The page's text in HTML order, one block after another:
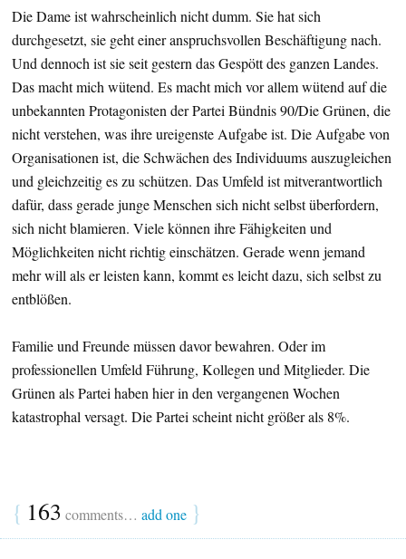
Die Dame ist wahrscheinlich nicht dumm. Sie hat sich
durchgesetzt, sie geht einer anspruchsvollen Beschäftigung nach.
Und dennoch ist sie seit gestern das Gespött des ganzen Landes.
Das macht mich wütend. Es macht mich vor allem wütend auf die
unbekannten Protagonisten der Partei Bündnis 90/Die Grünen, die
nicht verstehen, was ihre ureigenste Aufgabe ist. Die Aufgabe von
Organisationen ist, die Schwächen des Individuums auszugleichen
und gleichzeitig es zu schützen. Das Umfeld ist mitverantwortlich
dafür, dass gerade junge Menschen sich nicht selbst überfordern,
sich nicht blamieren. Viele können ihre Fähigkeiten und
Möglichkeiten nicht richtig einschätzen. Gerade wenn jemand
mehr will als er leisten kann, kommt es leicht dazu, sich selbst zu
entblößen.
Familie und Freunde müssen davor bewahren. Oder im
professionellen Umfeld Führung, Kollegen und Mitglieder. Die
Grünen als Partei haben hier in den vergangenen Wochen
katastrophal versagt. Die Partei scheint nicht größer als 8%.
{ 163 comments… add one }